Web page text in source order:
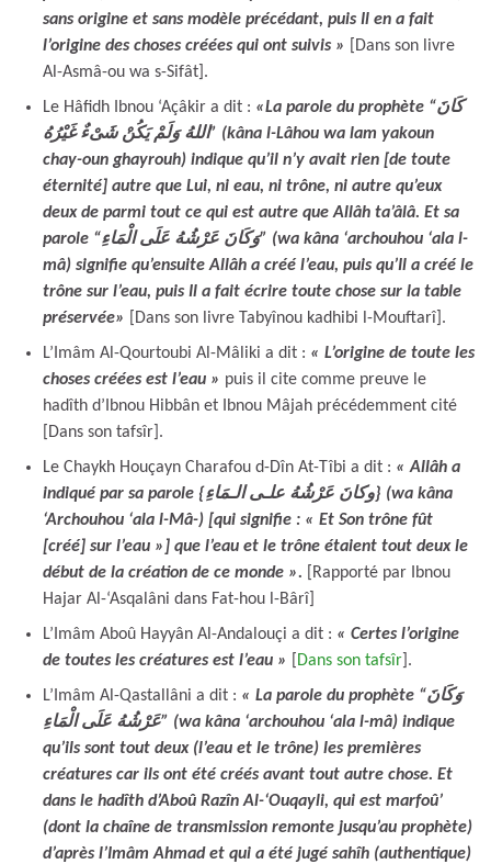
sans origine et sans modèle précédant, puis Il en a fait
l’origine des choses créées qui ont suivis »
[Dans son livre
Al-Asmâ-ou wa s-Sifât].
Le Hâfidh Ibnou ‘Açâkir a dit : «La parole du prophète “كَانَ
اللهُ وَلَمْ يَكُنْ شَىْءٌ غَيْرُهُ” (kâna l-Lâhou wa lam yakoun
chay-oun ghayrouh) indique qu’il n’y avait rien [de toute
éternité] autre que Lui, ni eau, ni trône, ni autre qu’eux
deux de parmi tout ce qui est autre que Allâh ta’âlâ. Et sa
parole “وَكَانَ عَرْشُهُ عَلَى الْمَاءِ” (wa kâna ‘archouhou ‘ala l-
mâ) signifie qu’ensuite Allâh a créé l’eau, puis qu’Il a créé le
trône sur l’eau, puis Il a fait écrire toute chose sur la table
préservée»
[Dans son livre Tabyînou kadhibi l-Mouftarî].
L’Imâm Al-Qourtoubi Al-Mâliki a dit : « L’origine de toute les
choses créées est l’eau » puis il cite comme preuve le
hadîth d’Ibnou Hibbân et Ibnou Mâjah précédemment cité
[Dans son tafsîr].
Le Chaykh Houçayn Charafou d-Dîn At-Tîbi a dit : « Allâh a
indiqué par sa parole {وكانَ عَرْشُهُ علـى الـمَاءِ} (wa kâna
‘Archouhou ‘ala l-Mâ-) [qui signifie : « Et Son trône fût
[créé] sur l’eau »] que l’eau et le trône étaient tout deux le
début de la création de ce monde ».
[Rapporté par Ibnou
Hajar Al-‘Asqalâni dans Fat-hou l-Bârî]
L’Imâm Aboû Hayyân Al-Andalouçi a dit : « Certes l’origine
de toutes les créatures est l’eau »
Dans son tafsîr ].
L’Imâm Al-Qastallâni a dit : « La parole du prophète “وَكَانَ
عَرْشُهُ عَلَى الْمَاءِ” (wa kâna ‘archouhou ‘ala l-mâ) indique
qu’ils sont tout deux (l’eau et le trône) les premières
créatures car ils ont été créés avant tout autre chose. Et
dans le hadîth d’Aboû Razîn Al-‘Ouqayli, qui est marfoû’
(dont la chaîne de transmission remonte jusqu’au prophète)
d’après l’Imâm Ahmad et qui a été jugé sahîh (authentique)